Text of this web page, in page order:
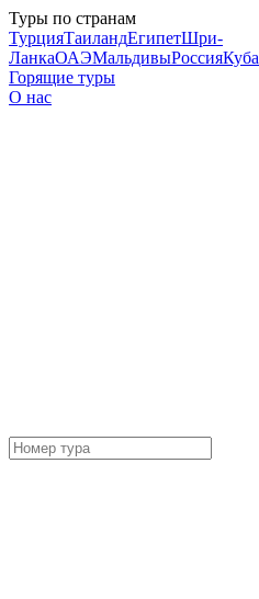
Туры по странам
ТурцияТаиландЕгипетШри-
ЛанкаОАЭМальдивыРоссияКуба
Горящие туры
О нас